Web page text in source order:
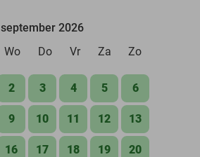
september 2026
Wo Do Vr Za Zo
2 3 4 5 6
9 10 11 12 13
16 17 18 19 20